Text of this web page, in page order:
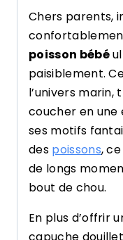
Chers parents,
poisson bébé
paisiblement.
l’univers marin,
coucher en une
ses motifs
des poissons,
de longs
bout de chou.
En plus d’offrir
capuche